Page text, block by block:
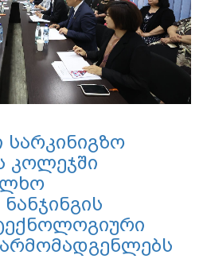
სარკინიგზო
კოლეჯში